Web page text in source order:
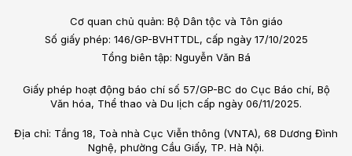
Cơ quan chủ quản: Bộ Dân tộc và Tôn giáo
Số giấy phép: 146/GP-BVHTTDL, cấp ngày 17/10/2025
Tổng biên tập: Nguyễn Văn Bá
Giấy phép hoạt động báo chí số 57/GP-BC do Cục Báo chí, Bộ
Văn hóa, Thể thao và Du lịch cấp ngày 06/11/2025.
Địa chỉ: Tầng 18, Toà nhà Cục Viễn thông (VNTA), 68 Dương Đình
Nghệ, phường Cầu Giấy, TP. Hà Nội.